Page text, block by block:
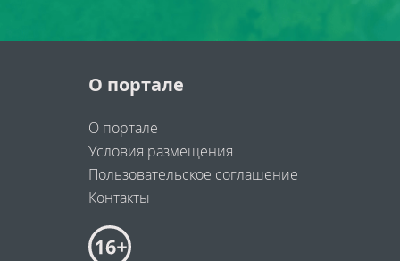
О портале
О портале
Условия размещения
Пользовательское соглашение
Контакты